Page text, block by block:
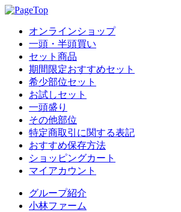
オンラインショップ
一頭・半頭買い
セット商品
期間限定おすすめセット
希少部位セット
お試しセット
一頭盛り
その他部位
特定商取引に関する表記
おすすめ保存方法
ショッピングカート
マイアカウント
グループ紹介
小林ファーム